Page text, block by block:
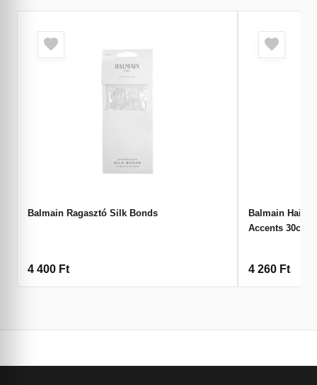
Balmain Ragasztó Silk Bonds
4 400 Ft
Balmain Hair
Accents 30cm
4 260 Ft